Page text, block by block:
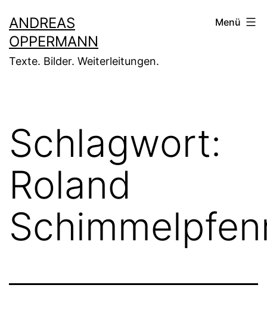
Inhalt
springen
ANDREAS
OPPERMANN
Texte. Bilder. Weiterleitungen.
Menü
Schlagwort:
Roland